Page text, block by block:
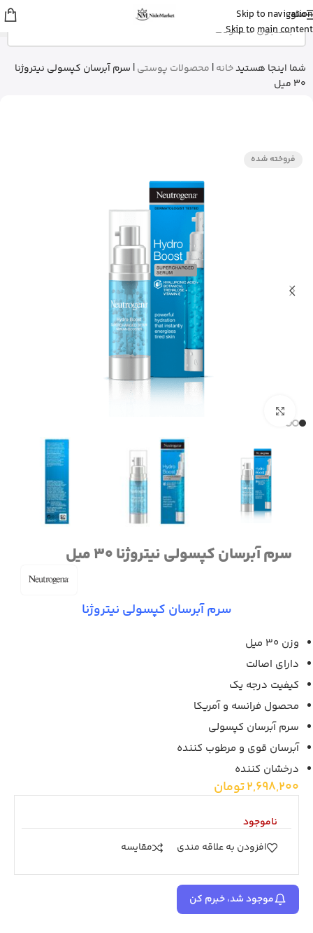
Skip to navigation
Skip to main content
منو
شما اینجا هستیدخانه| محصولات پوستی| سرم آبرسان کپسولی نیتروژنا
30 میل
فروخته شده
سرم آبرسان کپسولی نیتروژنا 30 میل
سرم آبرسان کپسولی نیتروژنا
وزن 30 میل
دارای اصالت
کیفیت درجه یک
محصول فرانسه و آمریکا
سرم آبرسان کپسولی
آبرسان قوی و مرطوب کننده
درخشان کننده
2,698,200تومان
ناموجود
افزودن به علاقه مندی
مقايسه
موجود شد، خبرم کن
sinaاز اصفهان
قرص ول من اورجینال رو خرید کرد